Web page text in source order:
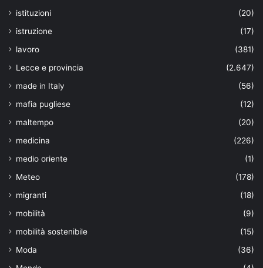
istituzioni
(20)
istruzione
(17)
lavoro
(381)
Lecce e provincia
(2.647)
made in Italy
(56)
mafia pugliese
(12)
maltempo
(20)
medicina
(226)
medio oriente
(1)
Meteo
(178)
migranti
(18)
mobilità
(9)
mobilità sostenibile
(15)
Moda
(36)